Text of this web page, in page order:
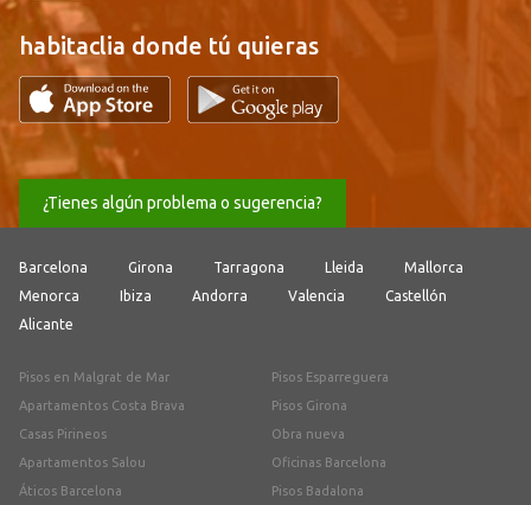
habitaclia donde tú quieras
¿Tienes algún problema o sugerencia?
Barcelona Girona Tarragona Lleida
Mallorca
Menorca
Ibiza Andorra Valencia
Castellón
Alicante
Pisos en Malgrat de Mar
Apartamentos Costa Brava
Casas Pirineos
Apartamentos Salou
Áticos Barcelona
Pisos Esparreguera
Pisos Girona
Obra nueva
Oficinas Barcelona
Pisos Badalona